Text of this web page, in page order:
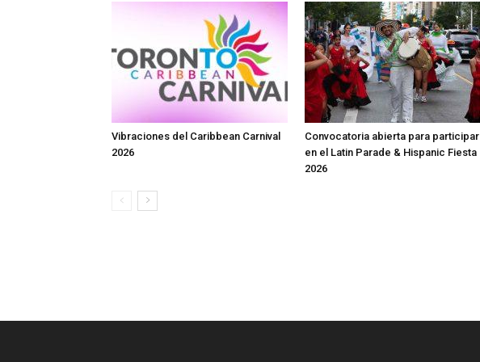
Vibraciones del Caribbean Carnival
2026
Convocatoria abierta para participar
en el Latin Parade & Hispanic Fiesta
2026